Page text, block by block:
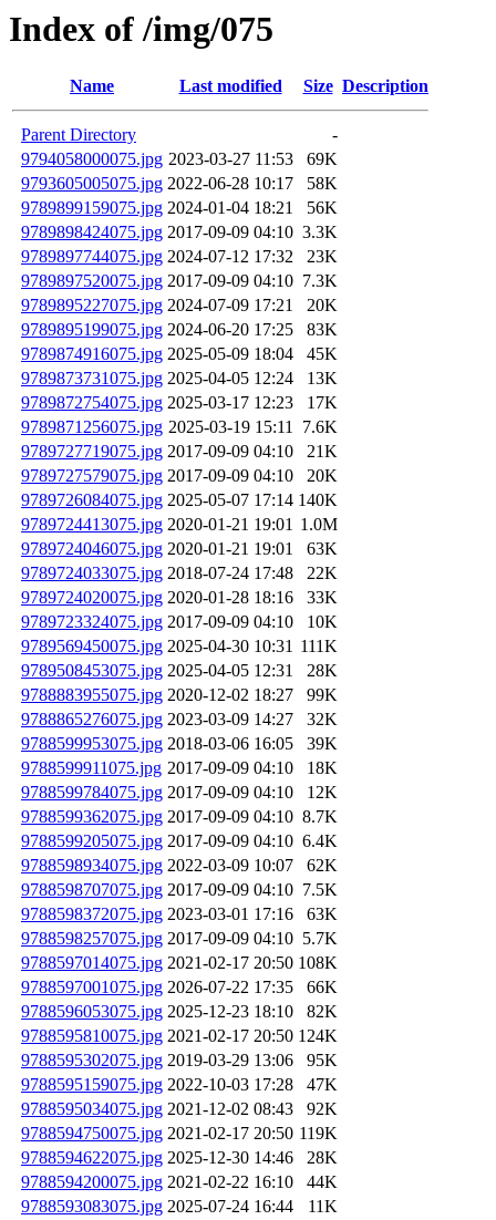
Index of /img/075
Name Last modified Size Description
Parent Directory
-
9794058000075.jpg 2023-03-27 11:53
69K
9793605005075.jpg 2022-06-28 10:17
58K
9789899159075.jpg 2024-01-04 18:21
56K
9789898424075.jpg 2017-09-09 04:10 3.3K
9789897744075.jpg 2024-07-12 17:32
23K
9789897520075.jpg 2017-09-09 04:10 7.3K
9789895227075.jpg 2024-07-09 17:21
20K
9789895199075.jpg 2024-06-20 17:25
83K
9789874916075.jpg 2025-05-09 18:04
45K
9789873731075.jpg 2025-04-05 12:24
13K
9789872754075.jpg 2025-03-17 12:23
17K
9789871256075.jpg 2025-03-19 15:11 7.6K
9789727719075.jpg 2017-09-09 04:10
21K
9789727579075.jpg 2017-09-09 04:10
20K
9789726084075.jpg 2025-05-07 17:14 140K
9789724413075.jpg 2020-01-21 19:01 1.0M
9789724046075.jpg 2020-01-21 19:01
63K
9789724033075.jpg 2018-07-24 17:48
22K
9789724020075.jpg 2020-01-28 18:16
33K
9789723324075.jpg 2017-09-09 04:10
10K
9789569450075.jpg 2025-04-30 10:31 111K
9789508453075.jpg 2025-04-05 12:31
28K
9788883955075.jpg 2020-12-02 18:27
99K
9788865276075.jpg 2023-03-09 14:27
32K
9788599953075.jpg 2018-03-06 16:05
39K
9788599911075.jpg 2017-09-09 04:10
18K
9788599784075.jpg 2017-09-09 04:10
12K
9788599362075.jpg 2017-09-09 04:10 8.7K
9788599205075.jpg 2017-09-09 04:10 6.4K
9788598934075.jpg 2022-03-09 10:07
62K
9788598707075.jpg 2017-09-09 04:10 7.5K
9788598372075.jpg 2023-03-01 17:16
63K
9788598257075.jpg 2017-09-09 04:10 5.7K
9788597014075.jpg 2021-02-17 20:50 108K
9788597001075.jpg 2026-07-22 17:35
66K
9788596053075.jpg 2025-12-23 18:10
82K
9788595810075.jpg 2021-02-17 20:50 124K
9788595302075.jpg 2019-03-29 13:06
95K
9788595159075.jpg 2022-10-03 17:28
47K
9788595034075.jpg 2021-12-02 08:43
92K
9788594750075.jpg 2021-02-17 20:50 119K
9788594622075.jpg 2025-12-30 14:46
28K
9788594200075.jpg 2021-02-22 16:10
44K
9788593083075.jpg 2025-07-24 16:44
11K